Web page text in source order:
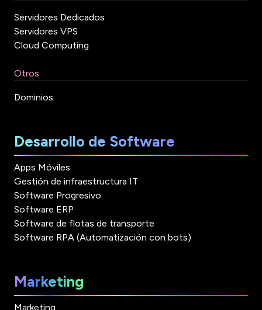
Servidores Dedicados
Servidores VPS
Cloud Computing
Otros
Dominios
Desarrollo de Software
Apps Móviles
Gestión de infraestructura IT
Software Progresivo
Software ERP
Software de flotas de transporte
Software RPA (Automatización con bots)
Marketing
Marketing